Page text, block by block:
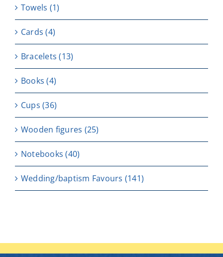
Towels (1)
Cards (4)
Bracelets (13)
Books (4)
Cups (36)
Wooden figures (25)
Notebooks (40)
Wedding/baptism Favours (141)